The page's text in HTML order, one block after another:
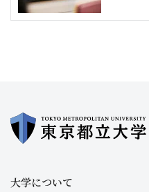
大学について